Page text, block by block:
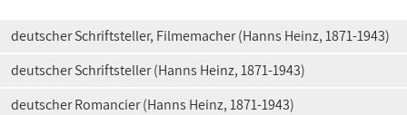
deutscher Schriftsteller, Filmemacher (Hanns Heinz, 1871-1943)
deutscher Schriftsteller (Hanns Heinz, 1871-1943)
deutscher Romancier (Hanns Heinz, 1871-1943)